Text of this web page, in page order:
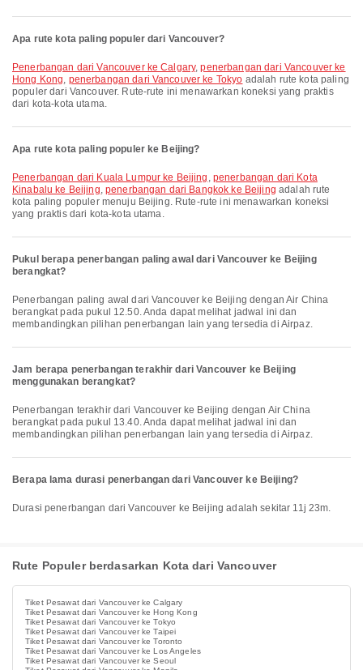
Apa rute kota paling populer dari Vancouver?
penerbangan dari Vancouver ke Calgary,penerbangan dari Vancouver ke
Hong Kong, penerbangan dari Vancouver ke Tokyo adalah rute kota paling
populer dari Vancouver. Rute-rute ini menawarkan koneksi yang praktis
dari kota-kota utama.
Apa rute kota paling populer ke Beijing?
penerbangan dari Kuala Lumpur ke Beijing , penerbangan dari Kota
Kinabalu ke Beijing, penerbangan dari Bangkok ke Beijing adalah rute
kota paling populer menuju Beijing. Rute-rute ini menawarkan koneksi
yang praktis dari kota-kota utama.
Pukul berapa penerbangan paling awal dari Vancouver ke Beijing
berangkat?
Penerbangan paling awal dari Vancouver ke Beijing dengan Air China
berangkat pada pukul 12.50. Anda dapat melihat jadwal ini dan
membandingkan pilihan penerbangan lain yang tersedia di Airpaz.
Jam berapa penerbangan terakhir dari Vancouver ke Beijing
menggunakan berangkat?
Penerbangan terakhir dari Vancouver ke Beijing dengan Air China
berangkat pada pukul 13.40. Anda dapat melihat jadwal ini dan
membandingkan pilihan penerbangan lain yang tersedia di Airpaz.
Berapa lama durasi penerbangan dari Vancouver ke Beijing?
Durasi penerbangan dari Vancouver ke Beijing adalah sekitar 11j 23m.
Rute Populer berdasarkan Kota dari Vancouver
Tiket Pesawat dari Vancouver ke Calgary
Tiket Pesawat dari Vancouver ke Hong Kong
Tiket Pesawat dari Vancouver ke Tokyo
Tiket Pesawat dari Vancouver ke Taipei
Tiket Pesawat dari Vancouver ke Toronto
Tiket Pesawat dari Vancouver ke Los Angeles
Tiket Pesawat dari Vancouver ke Seoul